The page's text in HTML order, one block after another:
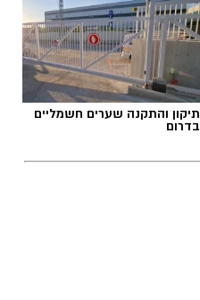
תיקון והתקנה שערים חשמליים
בדרום